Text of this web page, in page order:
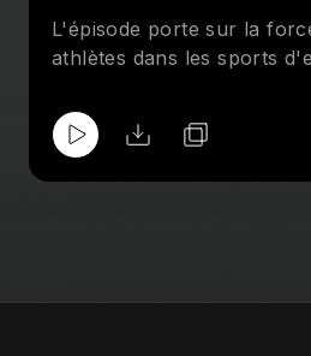
L'épisode porte sur la
athlètes dans les sports